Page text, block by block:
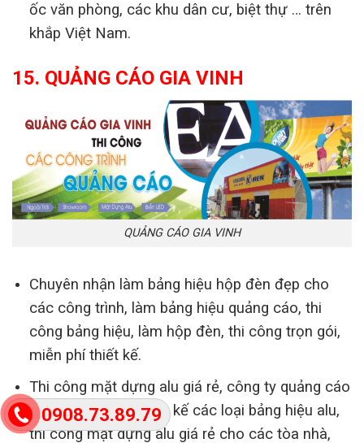
0908.73.89.79
ốc văn phòng, các khu dân cư, biệt thự … trên
khắp Việt Nam.
15. QUẢNG CÁO GIA VINH
QUẢNG CÁO GIA VINH
Chuyên nhận làm bảng hiệu hộp đèn đẹp cho
các công trình, làm bảng hiệu quảng cáo, thi
công bảng hiệu, làm hộp đèn, thi công trọn gói,
miễn phí thiết kế.
Thi công mặt dựng alu giá rẻ, công ty quảng cáo
Gia Vinh chuyên thiết kế các loại bảng hiệu alu,
thi công mặt dựng alu giá rẻ cho các tòa nhà,